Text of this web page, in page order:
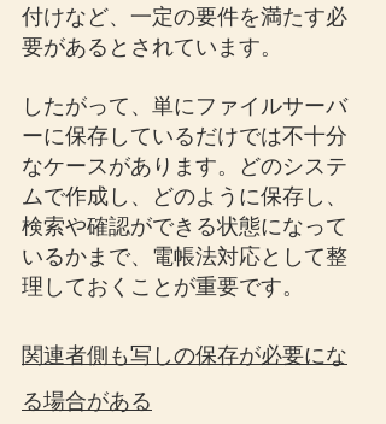
付けなど、一定の要件を満たす必
要があるとされています。
したがって、単にファイルサーバ
ーに保存しているだけでは不十分
なケースがあります。どのシステ
ムで作成し、どのように保存し、
検索や確認ができる状態になって
いるかまで、電帳法対応として整
理しておくことが重要です。
関連者側も写しの保存が必要にな
る場合がある